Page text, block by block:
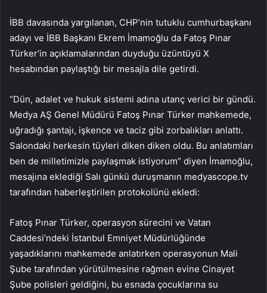
İBB davasında yargılanan, CHP’nin tutuklu cumhurbaşkanı
adayı ve İBB Başkanı Ekrem İmamoğlu da Fatoş Pınar
Türker’in açıklamalarından duyduğu üzüntüyü X
hesabından paylaştığı bir mesajla dile getirdi.
“Dün, adalet ve hukuk sistemi adına utanç verici bir gündü.
Medya AŞ Genel Müdürü Fatoş Pınar Türker mahkemede,
uğradığı şantajı, işkence ve taciz gibi zorbalıkları anlattı.
Salondaki herkesin tüyleri diken diken oldu. Bu anlatımları
ben de milletimizle paylaşmak istiyorum” diyen İmamoğlu,
mesajına eklediği Salı günkü duruşmanın medyascope.tv
tarafından haberleştirilen protokolünü ekledi:
Fatoş Pınar Türker, operasyon sürecini ve Vatan
Caddesi’ndeki İstanbul Emniyet Müdürlüğünde
yaşadıklarını mahkemede anlatırken operasyonun Mali
Şube tarafından yürütülmesine rağmen evine Cinayet
Şube polisleri geldiğini, bu esnada çocuklarına su